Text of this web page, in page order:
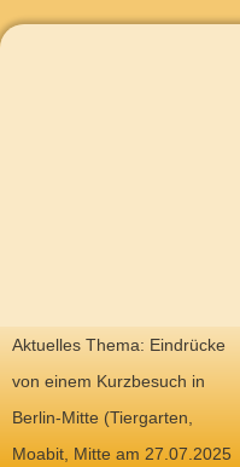
Aktuelles Thema: Eindrücke
von einem Kurzbesuch in
Berlin-Mitte (Tiergarten,
Moabit, Mitte am 27.07.2025